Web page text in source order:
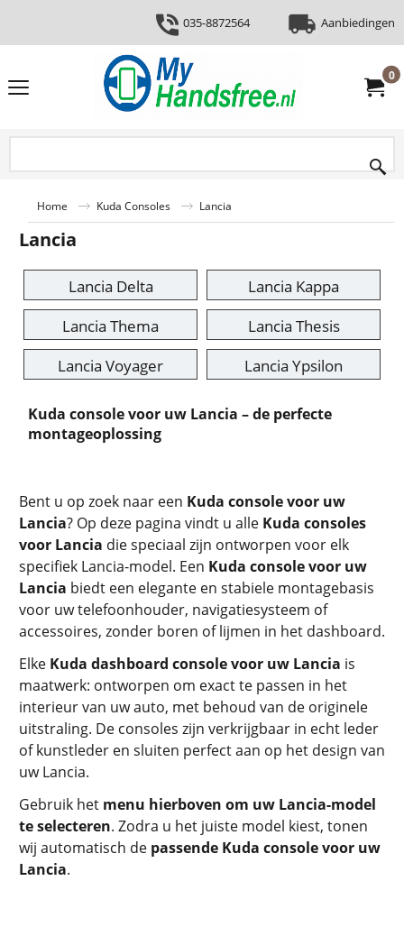
035-8872564 Aanbiedingen
0
Home Kuda Consoles Lancia
Lancia
Lancia Delta
Lancia Kappa
Lancia Thema
Lancia Thesis
Lancia Voyager
Lancia Ypsilon
Kuda console voor uw Lancia – de perfecte
montageoplossing
Bent u op zoek naar een Kuda console voor uw
Lancia? Op deze pagina vindt u alle Kuda consoles
voor Lancia die speciaal zijn ontworpen voor elk
specifiek Lancia-model. Een Kuda console voor uw
Lancia biedt een elegante en stabiele montagebasis
voor uw telefoonhouder, navigatiesysteem of
accessoires, zonder boren of lijmen in het dashboard.
Elke Kuda dashboard console voor uw Lancia is
maatwerk: ontworpen om exact te passen in het
interieur van uw auto, met behoud van de originele
uitstraling. De consoles zijn verkrijgbaar in echt leder
of kunstleder en sluiten perfect aan op het design van
uw Lancia.
Gebruik het menu hierboven om uw Lancia-model
te selecteren. Zodra u het juiste model kiest, tonen
wij automatisch de passende Kuda console voor uw
Lancia.